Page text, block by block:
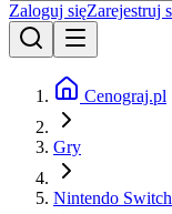
Zaloguj sięZarejestruj
Cenograj.pl
Gry
Nintendo Switch